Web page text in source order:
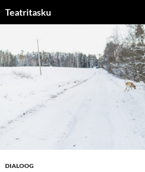
sisu
Teatritasku
DIALOOG